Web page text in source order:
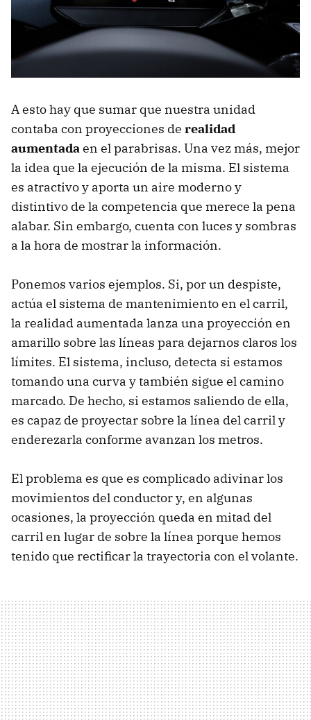
A esto hay que sumar que nuestra unidad
contaba con proyecciones de realidad
aumentadaen el parabrisas. Una vez más, mejor
la idea que la ejecución de la misma. El sistema
es atractivo y aporta un aire moderno y
distintivo de la competencia que merece la pena
alabar. Sin embargo, cuenta con luces y sombras
a la hora de mostrar la información.
Ponemos varios ejemplos. Si, por un despiste,
actúa el sistema de mantenimiento en el carril,
la realidad aumentada lanza una proyección en
amarillo sobre las líneas para dejarnos claros los
límites. El sistema, incluso, detecta si estamos
tomando una curva y también sigue el camino
marcado. De hecho, si estamos saliendo de ella,
es capaz de proyectar sobre la línea del carril y
enderezarla conforme avanzan los metros.
El problema es que es complicado adivinar los
movimientos del conductor y, en algunas
ocasiones, la proyección queda en mitad del
carril en lugar de sobre la línea porque hemos
tenido que rectificar la trayectoria con el volante.